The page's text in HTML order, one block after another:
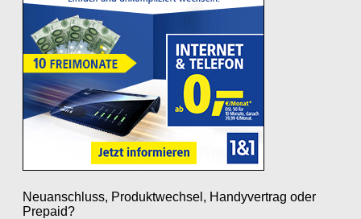
Neuanschluss, Produktwechsel, Handyvertrag oder
Prepaid?